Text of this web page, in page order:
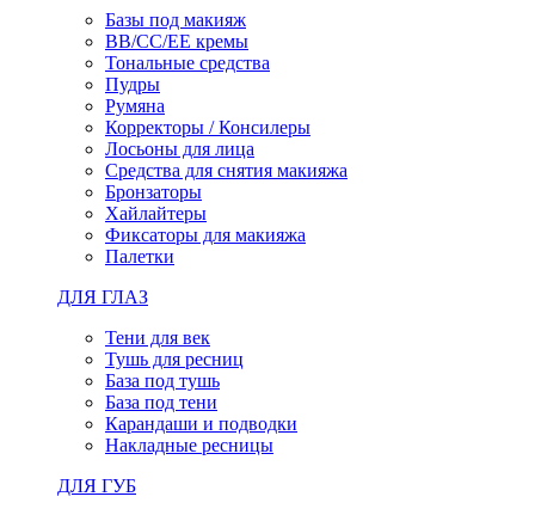
Базы под макияж
BB/CC/EE кремы
Тональные средства
Пудры
Румяна
Корректоры / Консилеры
Лосьоны для лица
Средства для снятия макияжа
Бронзаторы
Хайлайтеры
Фиксаторы для макияжа
Палетки
ДЛЯ ГЛАЗ
Тени для век
Тушь для ресниц
База под тушь
База под тени
Карандаши и подводки
Накладные ресницы
ДЛЯ ГУБ